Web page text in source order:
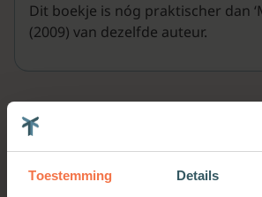
Toestemming Details
Dit boekje is nóg praktischer dan
(2009) van dezelfde auteur.
Meer van deze auteur